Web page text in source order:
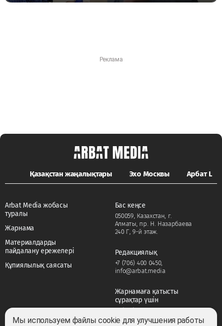
Қазақстан жаңалықтары Эхо Москвы Арбат LIFE
Arbat Media жобасы
туралы
Жарнама
Материалдарды
пайдалану ережелері
Құпиялылық саясаты
Бас кеңсе
050059, Казахстан, г.
Алматы, пр. Н. Назарбаева
240 Г, 9-й этаж.
Редакциялық
+7 (706) 400 0450,
info@arbat.media
Жарнамаға қатысты
сұрақтар үшін
adv@arbat.media
Мы используем файлы cookie для улучшения работы